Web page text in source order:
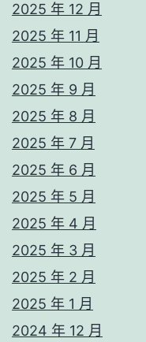
2025 年 12 月
2025 年 11 月
2025 年 10 月
2025 年 9 月
2025 年 8 月
2025 年 7 月
2025 年 6 月
2025 年 5 月
2025 年 4 月
2025 年 3 月
2025 年 2 月
2025 年 1 月
2024 年 12 月